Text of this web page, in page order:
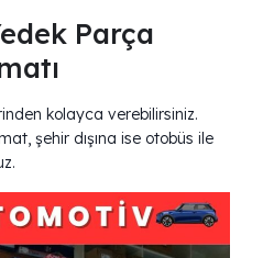
Parça
kolayca verebilirsiniz.
şehir dışına ise otobüs ile